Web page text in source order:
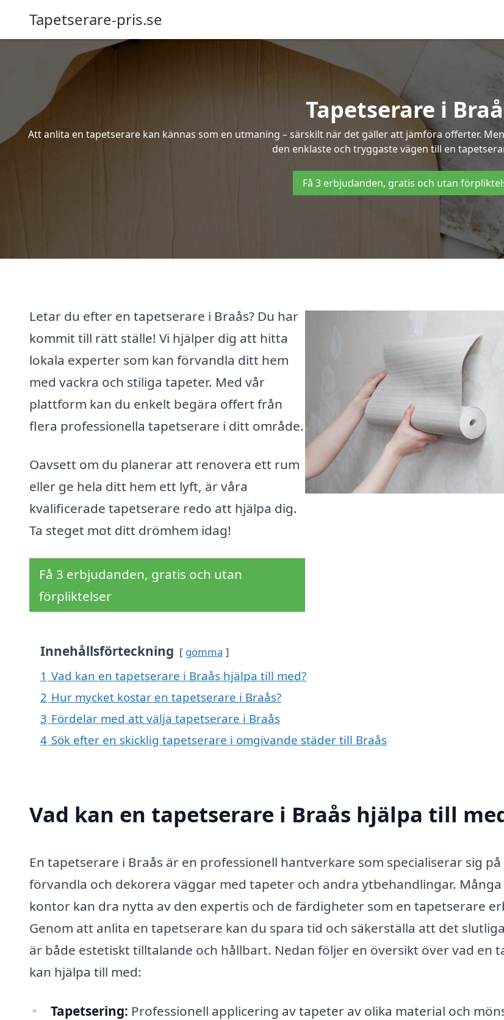
Tapetserare-pris.se
Tapetserare i
Att anlita en tapetserare kan kännas som en utmaning – särskilt när det gäller att jämföra offerter.
den enklaste och tryggaste vägen till en
Få 3 erbjudanden, gratis och utan
Letar du efter en tapetserare i Braås? Du har
kommit till rätt ställe! Vi hjälper dig att hitta
lokala experter som kan förvandla ditt hem
med vackra och stiliga tapeter. Med vår
plattform kan du enkelt begära offert från
flera professionella tapetserare i ditt område.
Oavsett om du planerar att renovera ett rum
eller ge hela ditt hem ett lyft, är våra
kvalificerade tapetserare redo att hjälpa dig.
Ta steget mot ditt drömhem idag!
Få 3 erbjudanden, gratis och utan
förpliktelser
Innehållsförteckning gömma
1 Vad kan en tapetserare i Braås hjälpa till med?
2 Hur mycket kostar en tapetserare i Braås?
3 Fördelar med att välja tapetserare i Braås
4 Sök efter en skicklig tapetserare i omgivande städer till Braås
Vad kan en tapetserare i Braås hjälpa till
En tapetserare i Braås är en professionell hantverkare som specialiserar sig
förvandla och dekorera väggar med tapeter och andra ytbehandlingar. Många
kontor kan dra nytta av den expertis och de färdigheter som en tapetserare
Genom att anlita en tapetserare kan du spara tid och säkerställa att det
är både estetiskt tilltalande och hållbart. Nedan följer en översikt över vad en
kan hjälpa till med:
Tapetsering: Professionell applicering av tapeter av olika material och